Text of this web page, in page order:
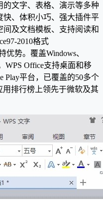
文字、表格、演示等多种
、体积小巧、强大插件平
及文档模板、支持阅读和
2010格式
优势。覆盖Windows、
WPS Office支持桌面和移
Play平台，已覆盖的50多个
用排行榜上领先于微软及其